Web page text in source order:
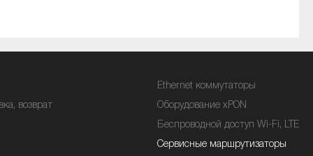
возврат
Ethernet коммутаторы
Оборудование xPON
Беспроводной доступ Wi-Fi, LTE
Сервисные маршрутизаторы